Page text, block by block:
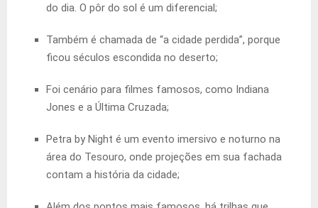
do dia. O pôr do sol é um diferencial;
Também é chamada de “a cidade perdida”, porque
ficou séculos escondida no deserto;
Foi cenário para filmes famosos, como Indiana
Jones e a Última Cruzada;
Petra by Night é um evento imersivo e noturno na
área do Tesouro, onde projeções em sua fachada
contam a história da cidade;